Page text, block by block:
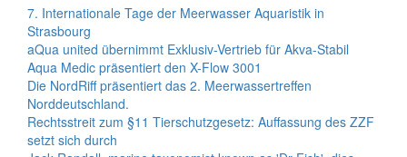
7. Internationale Tage der Meerwasser Aquaristik in
Strasbourg
aQua united übernimmt Exklusiv-Vertrieb für Akva-Stabil
Aqua Medic präsentiert den X-Flow 3001
Die NordRiff präsentiert das 2. Meerwassertreffen
Norddeutschland.
Rechtsstreit zum §11 Tierschutzgesetz: Auffassung des ZZF
setzt sich durch